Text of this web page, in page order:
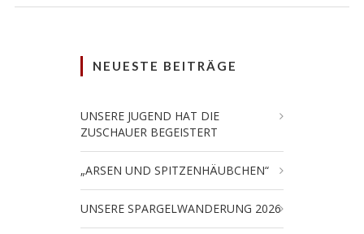
NEUESTE BEITRÄGE
UNSERE JUGEND HAT DIE
ZUSCHAUER BEGEISTERT
„ARSEN UND SPITZENHÄUBCHEN“
UNSERE SPARGELWANDERUNG 2026